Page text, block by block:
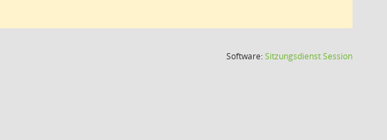
Software:SitzungsdienstSession(Wird in